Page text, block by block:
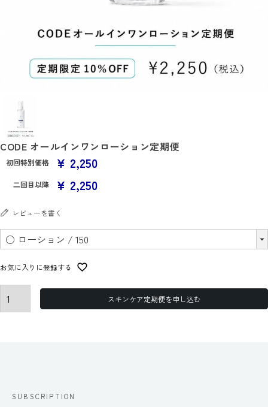
CODE オールインワンローション定期便
初回特別価格 ¥ 2,250
二回目以降 ¥ 2,250
レビューを書く
お気に入りに登録する
スキンケア定期便を申し込む
SUBSCRIPTION